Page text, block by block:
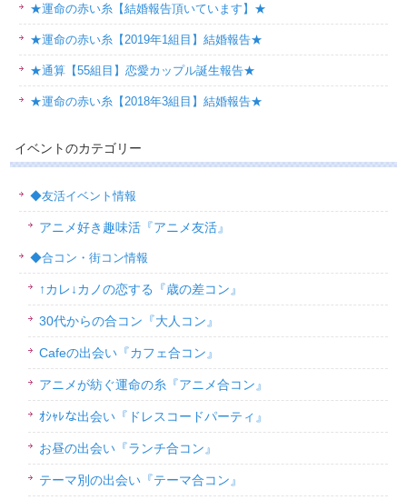
★運命の赤い糸【結婚報告頂いています】★
★運命の赤い糸【2019年1組目】結婚報告★
★通算【55組目】恋愛カップル誕生報告★
★運命の赤い糸【2018年3組目】結婚報告★
イベントのカテゴリー
◆友活イベント情報
アニメ好き趣味活『アニメ友活』
◆合コン・街コン情報
↑カレ↓カノの恋する『歳の差コン』
30代からの合コン『大人コン』
Cafeの出会い『カフェ合コン』
アニメが紡ぐ運命の糸『アニメ合コン』
ｵｼｬﾚな出会い『ドレスコードパーティ』
お昼の出会い『ランチ合コン』
テーマ別の出会い『テーマ合コン』